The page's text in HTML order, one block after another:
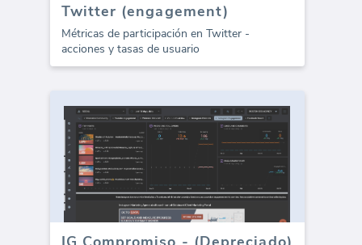
Twitter (engagement)
Métricas de participación en Twitter -
acciones y tasas de usuario